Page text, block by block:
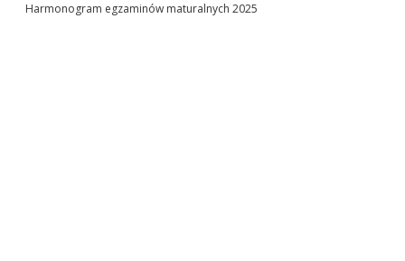
Harmonogram egzaminów maturalnych 2025